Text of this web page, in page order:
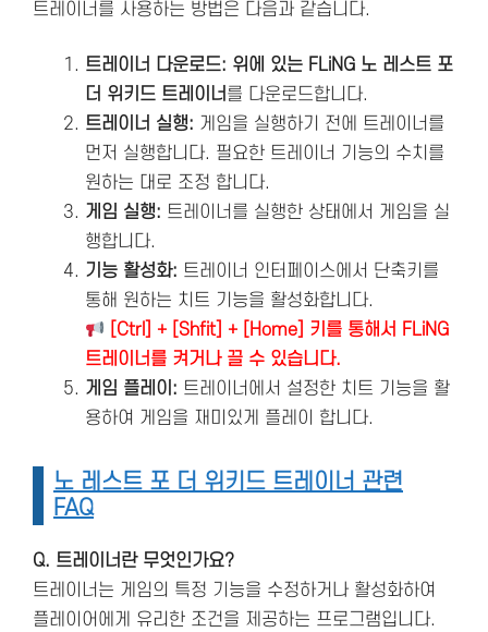
트레이너를 사용하는 방법은 다음과 같습니다.
트레이너 다운로드: 위에 있는 FLiNG 노 레스트 포
더 위키드 트레이너 를 다운로드합니다.
트레이너 실행: 게임을 실행하기 전에 트레이너를
먼저 실행합니다. 필요한 트레이너 기능의 수치를
원하는 대로 조정 합니다.
게임 실행: 트레이너를 실행한 상태에서 게임을 실
행합니다.
기능 활성화: 트레이너 인터페이스에서 단축키를
통해 원하는 치트 기능을 활성화합니다.
[Ctrl] + [Shfit] + [Home] 키를 통해서 FLiNG
트레이너를 켜거나 끌 수 있습니다.
게임 플레이: 트레이너에서 설정한 치트 기능을 활
용하여 게임을 재미있게 플레이 합니다.
노 레스트 포 더 위키드 트레이너 관련
FAQ
Q. 트레이너란 무엇인가요?
트레이너는 게임의 특정 기능을 수정하거나 활성화하여
플레이어에게 유리한 조건을 제공하는 프로그램입니다.